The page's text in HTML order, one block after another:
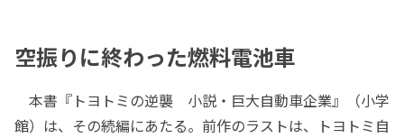
空振りに終わった燃料電池車
本書『トヨトミの逆襲 小説・巨大自動車企業』（小学
館）は、その続編にあたる。前作のラストは、トヨトミ自